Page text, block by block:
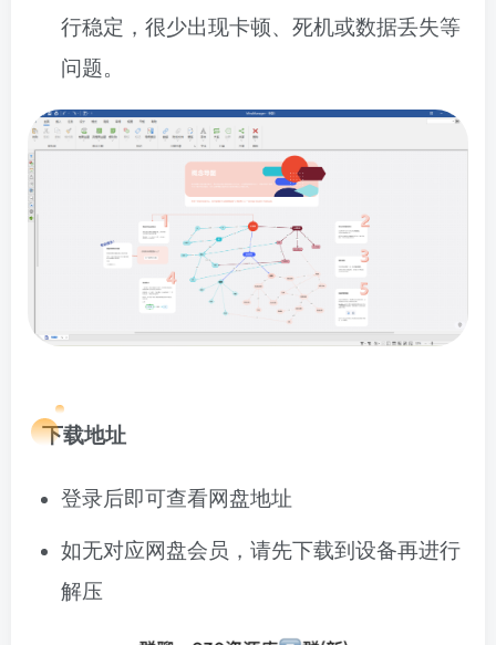
行稳定，很少出现卡顿、死机或数据丢失等
问题。
下载地址
登录后即可查看网盘地址
如无对应网盘会员，请先下载到设备再进行
解压